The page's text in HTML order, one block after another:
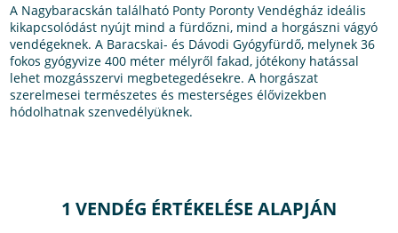
A Nagybaracskán található Ponty Poronty Vendégház ideális
kikapcsolódást nyújt mind a fürdőzni, mind a horgászni vágyó
vendégeknek. A Baracskai- és Dávodi Gyógyfürdő, melynek 36
fokos gyógyvize 400 méter mélyről fakad, jótékony hatással
lehet mozgásszervi megbetegedésekre. A horgászat
szerelmesei természetes és mesterséges élővizekben
hódolhatnak szenvedélyüknek.
1 VENDÉG ÉRTÉKELÉSE ALAPJÁN